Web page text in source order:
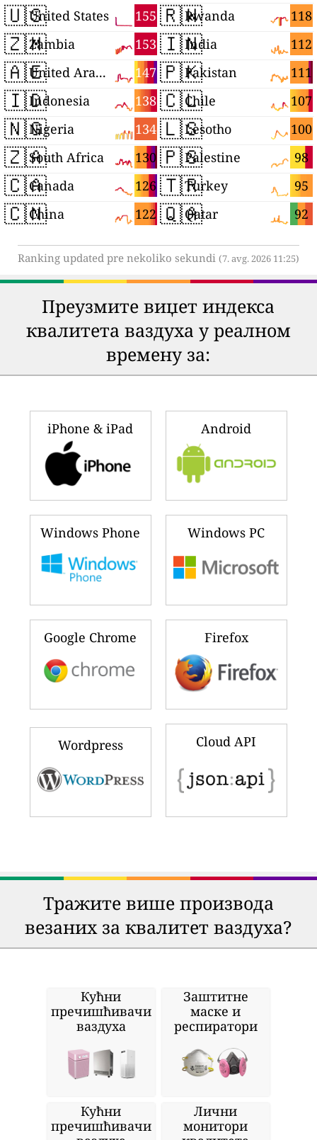
🇺🇸 155
United States
🇿🇲 153
Zambia
🇦🇪 147
United Arab Emirates
🇮🇩 138
Indonesia
🇳🇬 134
Nigeria
🇿🇦 130
South Africa
🇨🇦 126
Canada
🇨🇳 122
China
🇷🇼 118
Rwanda
🇮🇳 112
India
🇵🇰 111
Pakistan
🇨🇱 107
Chile
🇱🇸 100
Lesotho
🇵🇸 98
Palestine
🇹🇷 95
Turkey
🇶🇦 92
Qatar
Ranking updated pre nekoliko sekundi (7. avg. 2026 11:25)
Преузмите виџет индекса
квалитета ваздуха у реалном
времену за:
iPhone & iPad Android
Windows Phone Windows PC
Google Chrome Firefox
Wordpress Cloud API
Тражите више производа
везаних за квалитет ваздуха?
Кућни
пречишћивачи
ваздуха
Заштитне
маске и
респиратори
Кућни
пречишћивачи
Лични
монитори